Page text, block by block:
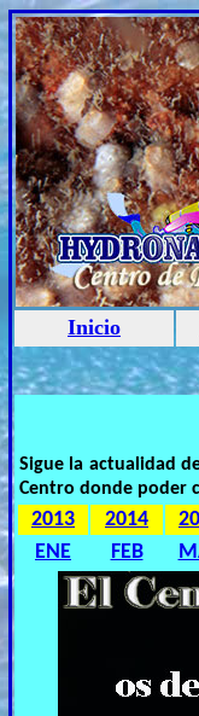
Inicio
Sigue la actualidad
Centro donde poder
2013 2014
ENE
FEB